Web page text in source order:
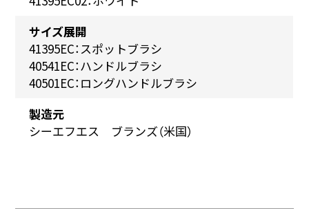
サイズ展開
41395EC：スポットブラシ
40541EC：ハンドルブラシ
40501EC：ロングハンドルブラシ
製造元
シーエフエス ブランズ（米国）